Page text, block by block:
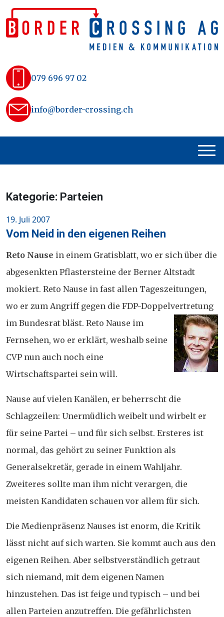
Skip
to
content
079 696 97 02
info@border-crossing.ch
Kategorie: Parteien
Posted
on
19. Juli 2007
Vom Neid in den eigenen Reihen
Reto Nause in einem Gratisblatt, wo er sich über die
abgesenkten Pflastersteine der Berner Altstadt
mokiert. Reto Nause in fast allen Tageszeitungen,
wo er zum Angriff gegen die FDP-Doppelvertretung
im Bundesrat bläst. Reto Nause im
Fernsehen, wo er erklärt, weshalb seine
CVP nun auch noch eine
Wirtschaftspartei sein will.
Nause auf vielen Kanälen, er beherrscht die
Schlagzeilen: Unermüdlich weibelt und wirbelt er
für seine Partei – und für sich selbst. Ersteres ist
normal, das gehört zu seiner Funktion als
Generalsekretär, gerade in einem Wahljahr.
Zweiteres sollte man ihm nicht verargen, die
meisten Kandidaten schauen vor allem für sich.
Die Medienpräsenz Nauses ist enorm, die Kritik
lässt nicht auf sich warten. Sie kommt auch aus den
eigenen Reihen. Aber selbstverständlich getraut
sich niemand, mit dem eigenen Namen
hinzustehen. Das ist feige und typisch – und bei
allen Parteien anzutreffen. Die gefährlichsten